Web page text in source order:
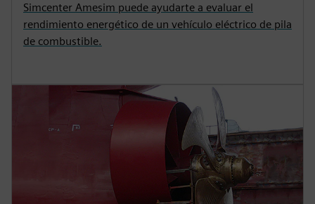
Simcenter Amesim puede ayudarte a evaluar el
rendimiento energético de un vehículo eléctrico de pila
de combustible.